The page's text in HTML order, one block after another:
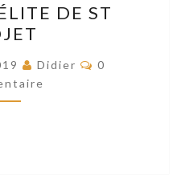
PRIX
ÉLITE
DE
ST
PROJET
DE ST
Didier
0